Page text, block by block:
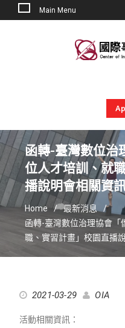
Main Menu
函轉-臺灣數位治
位人才培訓、就
播說明會相關資
Home
最新消息
函轉-臺灣數位治理協會「
職、實習計畫」校園直播
2021-03-29 OIA
活動相關資訊：